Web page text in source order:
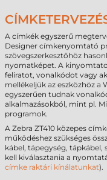
A címkék egyszerű
Designer címkenyomtató
szövegszerkesztőhöz
nyomatképet. A
feliratot, vonalkódot vagy
mellékeljük az eszközhöz a
egyszerűen tudnak
alkalmazásokból, mint pl.
programok.
A Zebra ZT410 közepes
működéshez szükséges
kábel, tápegység, tápkábel,
kell kiválasztania a
címke raktári kínálatunkat).